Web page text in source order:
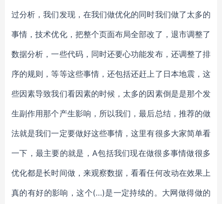
过分析，我们发现，在我们做优化的同时我们做了太多的
事情，技术优化，把整个页面布局全部改了，退市调整了
数据分析，一些代码，同时还要心功能发布，还调整了排
序的规则，等等这些事情，还包括还赶上了日本地震，这
些因素导致我们看因素的时候，太多的因素倒是是那个发
生副作用那个产生影响，所以我们，最后总结，推荐的做
法就是我们一定要做好这些事情，这里有很多大家简单看
一下，最主要的就是，A包括我们现在做很多事情做很多
优化都是长时间做，来观察数据，看看任何改动在效果上
真的有好的影响，这个(…)是一定持续的。大网做得做的